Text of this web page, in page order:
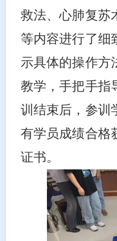
救法、心肺复苏
等内容进行了细
示具体的操作方
教学，手把手指
训结束后，参训
有学员成绩合格
证书。